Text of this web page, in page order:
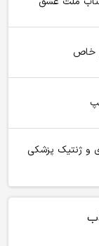
خاص
و ژنتیک پزشکی